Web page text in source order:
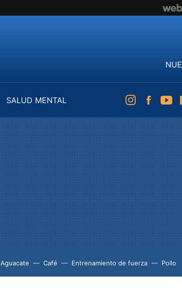
SALUD MENTAL
Instagram
Aguacate Café Entrenamiento de fuerza Pollo